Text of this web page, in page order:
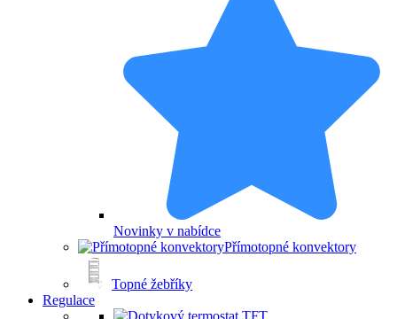
Novinky v nabídce
Přímotopné konvektory
Topné žebříky
Regulace